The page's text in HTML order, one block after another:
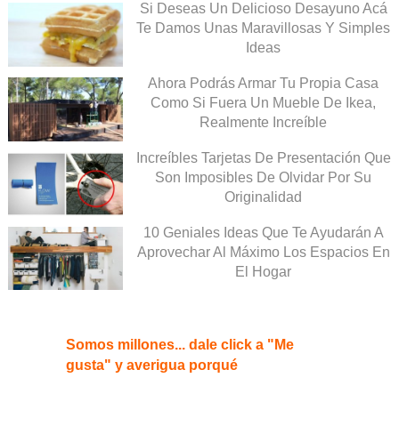
Si Deseas Un Delicioso Desayuno Acá
Te Damos Unas Maravillosas Y Simples
Ideas
Ahora Podrás Armar Tu Propia Casa
Como Si Fuera Un Mueble De Ikea,
Realmente Increíble
Increíbles Tarjetas De Presentación Que
Son Imposibles De Olvidar Por Su
Originalidad
10 Geniales Ideas Que Te Ayudarán A
Aprovechar Al Máximo Los Espacios En
El Hogar
Somos millones... dale click a "Me
gusta" y averigua porqué